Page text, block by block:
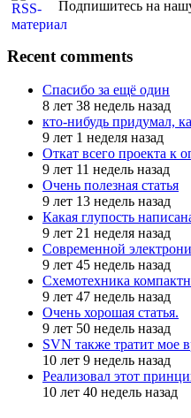
Подпишитесь на
Recent comments
Спасибо за ещё один
8 лет 38 недель назад
кто-нибудь придумал,
9 лет 1 неделя назад
Откат всего проекта к
9 лет 11 недель назад
Очень полезная статья
9 лет 13 недель назад
Какая глупость
9 лет 21 неделя назад
Современной
9 лет 45 недель назад
Схемотехника
9 лет 47 недель назад
Очень хорошая статья.
9 лет 50 недель назад
SVN также тратит мое
10 лет 9 недель назад
Реализовал этот
10 лет 40 недель назад